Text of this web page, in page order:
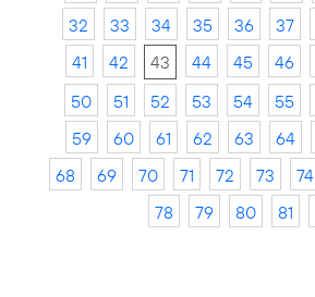
32
33 34 35 36 37
41
42 43 44 45 46
50
51 52 53 54 55
59
60 61 62 63 64
68
69 70 71 72 73 74
78
79 80 81